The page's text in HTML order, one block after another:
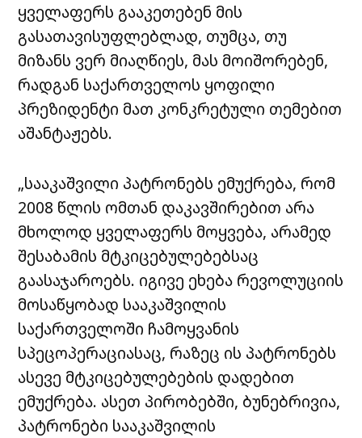
ყველაფერს გააკეთებენ მის
გასათავისუფლებლად, თუმცა, თუ
მიზანს ვერ მიაღწიეს, მას მოიშორებენ,
რადგან საქართველოს ყოფილი
პრეზიდენტი მათ კონკრეტული თემებით
აშანტაჟებს.
„სააკაშვილი პატრონებს ემუქრება, რომ
2008 წლის ომთან დაკავშირებით არა
მხოლოდ ყველაფერს მოყვება, არამედ
შესაბამის მტკიცებულებებსაც
გაასაჯაროებს. იგივე ეხება რევოლუციის
მოსაწყობად სააკაშვილის
საქართველოში ჩამოყვანის
სპეცოპერაციასაც, რაზეც ის პატრონებს
ასევე მტკიცებულებების დადებით
ემუქრება. ასეთ პირობებში, ბუნებრივია,
პატრონები სააკაშვილის